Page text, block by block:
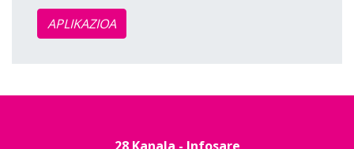
APLIKAZIOA
28 Kanala - Infosare